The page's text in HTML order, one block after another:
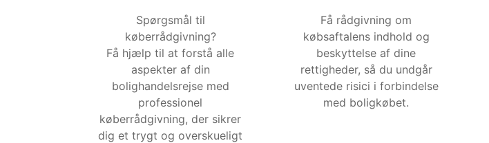
Spørgsmål til
køberrådgivning?
Få hjælp til at forstå alle
aspekter af din
bolighandelsrejse med
professionel
køberrådgivning, der sikrer
dig et trygt og overskueligt
Få rådgivning om
købsaftalens indhold og
beskyttelse af dine
rettigheder, så du undgår
uventede risici i forbindelse
med boligkøbet.